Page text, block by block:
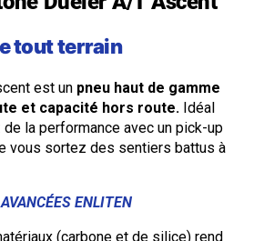
tout terrain
est un pneu haut de gamme
et capacité hors route. Idéal
la performance avec un pick-up
vous sortez des sentiers battus à
ENLITEN
(carbone et de silice) rend